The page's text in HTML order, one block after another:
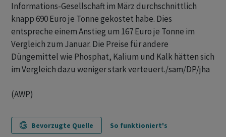
Informations-Gesellschaft im März durchschnittlich
knapp 690 Euro je Tonne gekostet habe. Dies
entspreche einem Anstieg um 167 Euro je Tonne im
Vergleich zum Januar. Die Preise für andere
Düngemittel wie Phosphat, Kalium und Kalk hätten sich
im Vergleich dazu weniger stark verteuert./sam/DP/jha
(AWP)
Bevorzugte Quelle So funktioniert's